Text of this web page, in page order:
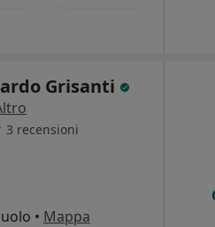
Grisanti
3 recensioni
• Mappa